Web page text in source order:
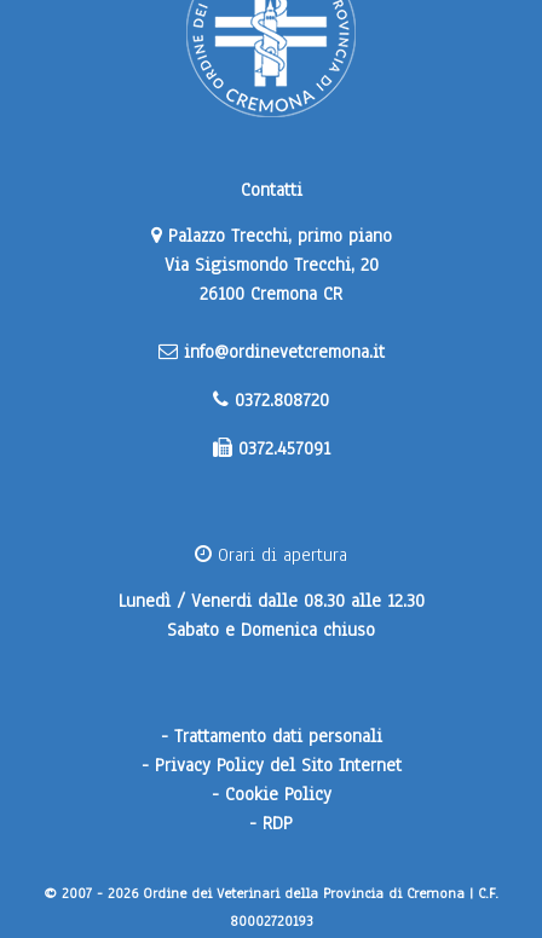
Contatti
Palazzo Trecchi, primo piano
Via Sigismondo Trecchi, 20
26100 Cremona CR
info@ordinevetcremona.it
0372.808720
0372.457091
Orari di apertura
Lunedì / Venerdidalle 08.30 alle 12.30
Sabato e Domenica chiuso
- Trattamento dati personali
- Privacy Policy del Sito Internet
- Cookie Policy
- RDP
© 2007 - 2026 Ordine dei Veterinari della Provincia di Cremona | C.F.
80002720193